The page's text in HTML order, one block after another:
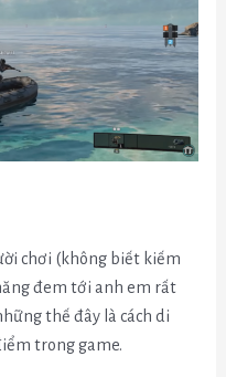
chơi (không biết kiếm
đem tới anh em rất
thế đây là cách di
trong game.